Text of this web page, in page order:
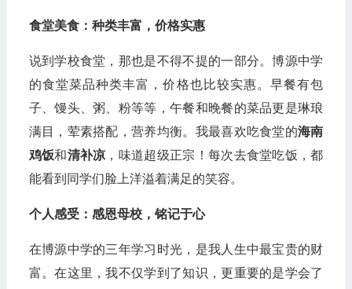
食堂美食：种类丰富，价格实惠
说到学校食堂，那也是不得不提的一部分。博源中学
的食堂菜品种类丰富，价格也比较实惠。早餐有包
子、馒头、粥、粉等等，午餐和晚餐的菜品更是琳琅
满目，荤素搭配，营养均衡。我最喜欢吃食堂的海南
鸡饭和清补凉 ，味道超级正宗！每次去食堂吃饭，都
能看到同学们脸上洋溢着满足的笑容。
个人感受：感恩母校，铭记于心
在博源中学的三年学习时光，是我人生中最宝贵的财
富。在这里，我不仅学到了知识，更重要的是学会了